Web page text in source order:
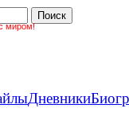
миром!
Дневники